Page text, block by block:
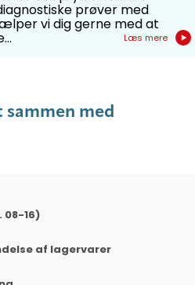
prøver med
vi dig gerne med at
Læs mere
med
08-16)
af lagervarer